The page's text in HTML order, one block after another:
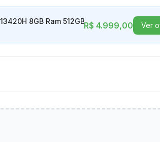
8GB Ram 512GB SSD 15,6 LCD LED
R$ 4.999,00 Ver